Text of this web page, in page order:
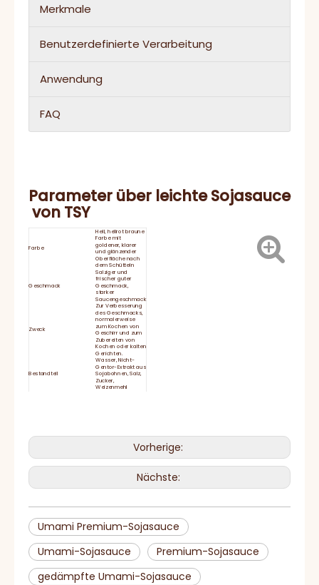
Merkmale
Benutzerdefinierte Verarbeitung
Anwendung
FAQ
Parameter über leichte Sojasauce
von TSY
Farbe
Hell, hellrot braune
Farbe mit
goldener, klarer
und glänzender
Oberfläche nach
dem Schütteln
Geschmack
Salziger und
frischer guter
Geschmack,
starker
Saucengeschmack
Zweck
Zur Verbesserung
des Geschmacks,
normalerweise
zum Kochen von
Geschirr und zum
Zubereiten von
Kochen oder kalten
Gerichten.
Bestandteil
Wasser, Nicht-
Gentor-Extrakt aus
Sojabohnen, Salz,
Zucker,
Weizenmehl
Ernährungsinformationen
Natrium 6340 mg
Schließen Sie den
Deckel fest und
gekühlt.
Zertifikat
HACCP, BRC, IFS,
Halal, Koscher, ISO
Vorherige:
Nächste:
Umami Premium-Sojasauce
Umami-Sojasauce
Premium-Sojasauce
gedämpfte Umami-Sojasauce